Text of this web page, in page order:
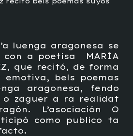
luenga aragonesa se
con a poetisa MARÍA
que recitó, de forma
emotiva, bels poemas
aragonesa, fendo
o zaguer a ra realidat
L’asociación O
como publico ta